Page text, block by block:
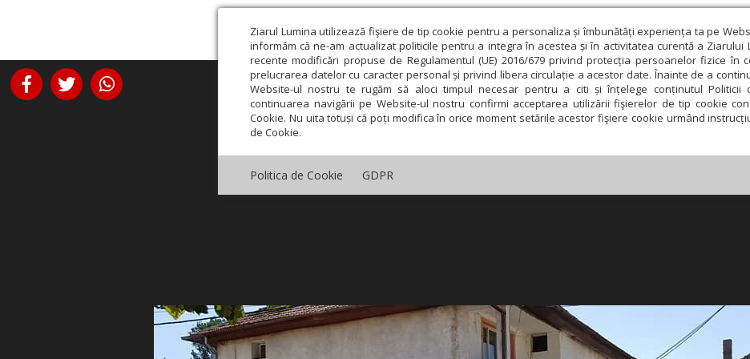
Ziarul Lumina utilizează fişiere de tip cookie pentru a personaliza și îmbunătăți experiența ta pe
informăm că ne-am actualizat politicile pentru a integra în acestea și în activitatea curentă a Ziarului
recente modificări propuse de Regulamentul (UE) 2016/679 privind protecția persoanelor fizice în
prelucrarea datelor cu caracter personal și privind libera circulație a acestor date. Înainte de a
Website-ul nostru te rugăm să aloci timpul necesar pentru a citi și înțelege conținutul Politicii
continuarea navigării pe Website-ul nostru confirmi acceptarea utilizării fişierelor de tip cookie
Cookie. Nu uita totuși că poți modifica în orice moment setările acestor fişiere cookie urmând
de Cookie.
Politica de Cookie GDPR